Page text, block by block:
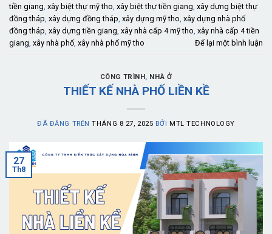
tiền giang, xây biệt thự mỹ tho, xây biệt thự tiền giang, xây dựng biệt thự
đồng tháp, xây dựng đồng tháp, xây dựng mỹ tho, xây dựng nhà phố
đồng tháp, xây dựng tiền giang, xây nhà cấp 4 mỹ tho, xây nhà cấp 4 tiền
giang, xây nhà phố, xây nhà phố mỹ tho Để lại một bình luận
CÔNG TRÌNH , NHÀ Ở
THIẾT KẾ NHÀ PHỐ LIỀN KỀ
ĐÃ ĐĂNG TRÊNTHÁNG 8 27, 2025 BỞI MTL TECHNOLOGY
27
Th8